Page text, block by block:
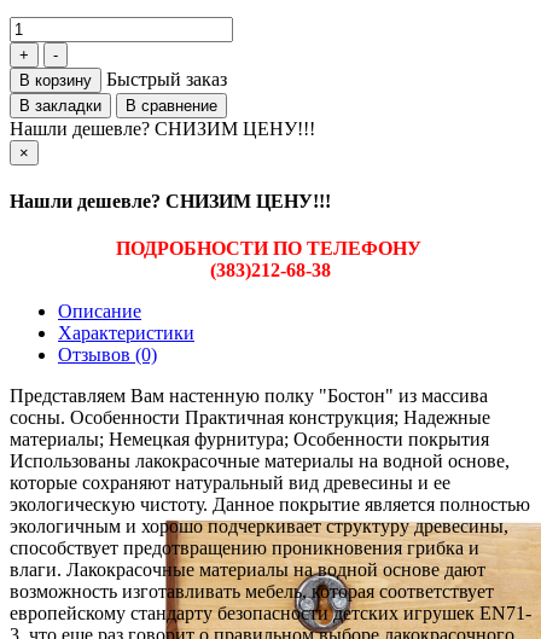
В корзину Быстрый заказ
В закладки В сравнение
Нашли дешевле? СНИЗИМ ЦЕНУ!!!
×
Нашли дешевле? СНИЗИМ ЦЕНУ!!!
ПОДРОБНОСТИ ПО ТЕЛЕФОНУ
(383)212-68-38
Описание
Характеристики
Отзывов (0)
Представляем Вам настенную полку "Бостон" из массива
сосны. Особенности Практичная конструкция; Надежные
материалы; Немецкая фурнитура; Особенности покрытия
Использованы лакокрасочные материалы на водной основе,
которые сохраняют натуральный вид древесины и ее
экологическую чистоту. Данное покрытие является полностью
экологичным и хорошо подчеркивает структуру древесины,
способствует предотвращению проникновения грибка и
влаги. Лакокрасочные материалы на водной основе дают
возможность изготавливать мебель, которая соответствует
европейскому стандарту безопасности детских игрушек EN71-